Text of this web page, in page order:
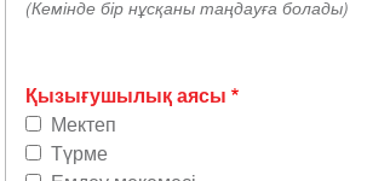
(Кемінде бір нұсқаны таңдауға болады)
Қызығушылық аясы
Мектеп
Түрме